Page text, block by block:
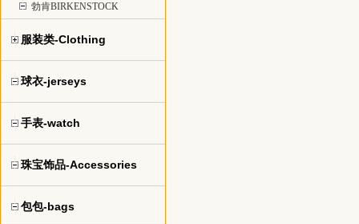
勃肯BIRKENSTOCK
服装类-Clothing
球衣-jerseys
手表-watch
珠宝饰品-Accessories
包包-bags